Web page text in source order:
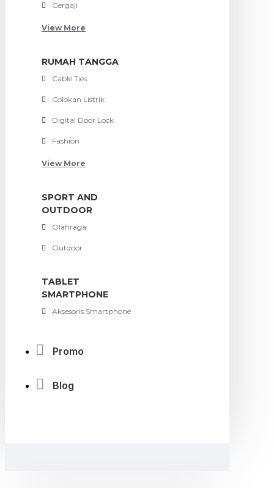
Gergaji
View More
RUMAH TANGGA
Cable Ties
Colokan Listrik
Digital Door Lock
Fashion
View More
SPORT AND
OUTDOOR
Olahraga
Outdoor
TABLET
SMARTPHONE
Aksesoris Smartphone
Promo
Blog